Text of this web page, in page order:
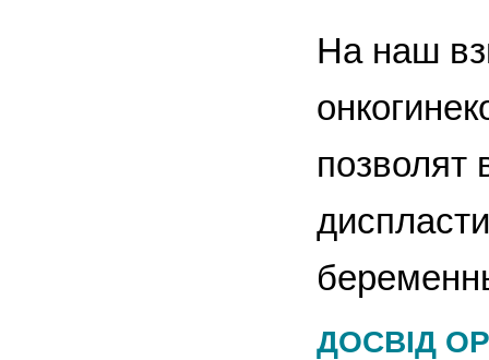
На наш
позволят
ДОСВІД